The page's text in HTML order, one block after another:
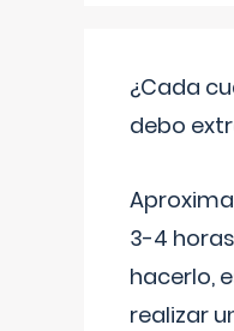
¿Cada
debo
3-4
hacerlo,
realizar